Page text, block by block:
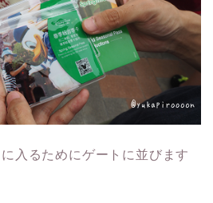
入るためにゲートに並びます